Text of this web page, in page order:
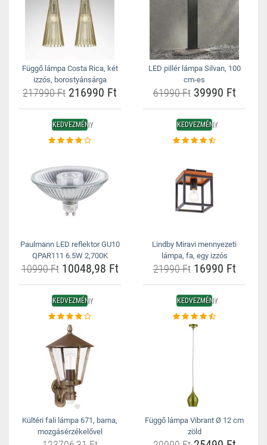
Függő lámpa Costa Rica, két
izzós, borostyánsárga
217990 Ft 216990 Ft
LED pillér lámpa Silvan, 100
cm-es
61990 Ft39990 Ft
KEDVEZMÉNY
Paulmann LED reflektor GU10
QPAR111 6.5W 2,700K
10990 Ft10048,98 Ft
KEDVEZMÉNY
Lindby Miravi mennyezeti
lámpa, fa, egy izzós
21990 Ft16990 Ft
KEDVEZMÉNY
Kültéri fali lámpa 671, barna,
mozgásérzékelővel
KEDVEZMÉNY
Függő lámpa Vibrant Ø 12 cm
zöld